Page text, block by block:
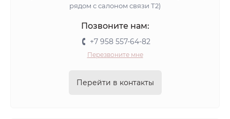
рядом с салоном связи Т2)
Позвоните нам:
+7 958 557-64-82
Перезвоните мне
Перейти в контакты